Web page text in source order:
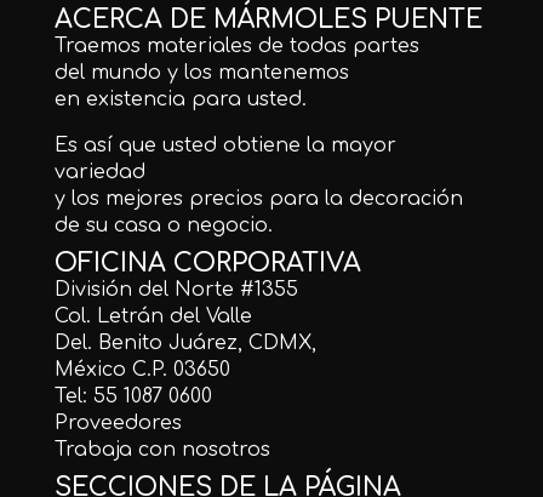
ACERCA DE MÁRMOLES PUENTE
Traemos materiales de todas partes
del mundo y los mantenemos
en existencia para usted.
Es así que usted obtiene la mayor
variedad
y los mejores precios para la decoración
de su casa o negocio.
OFICINA CORPORATIVA
División del Norte #1355
Col. Letrán del Valle
Del. Benito Juárez, CDMX,
México C.P. 03650
Tel: 55 1087 0600
Proveedores
Trabaja con nosotros
SECCIONES DE LA PÁGINA